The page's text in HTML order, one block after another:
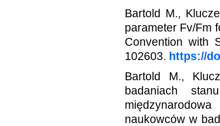
Bartold M.,
parameter Fv/Fm
Convention with
102603. https://
Bartold M.,
badaniach
naukowców w